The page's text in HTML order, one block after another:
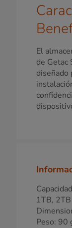
El
de Getac
diseñado
1TB, 2TB
Peso: 90